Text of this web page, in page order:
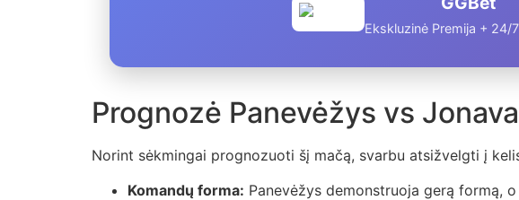
Ekskluzinė Premija + 24/
Prognozė Panevėžys vs
Norint sėkmingai prognozuoti šį mačą, svarbu atsižvelgti į
Komandų forma: Panevėžys demonstruoja gerą formą,